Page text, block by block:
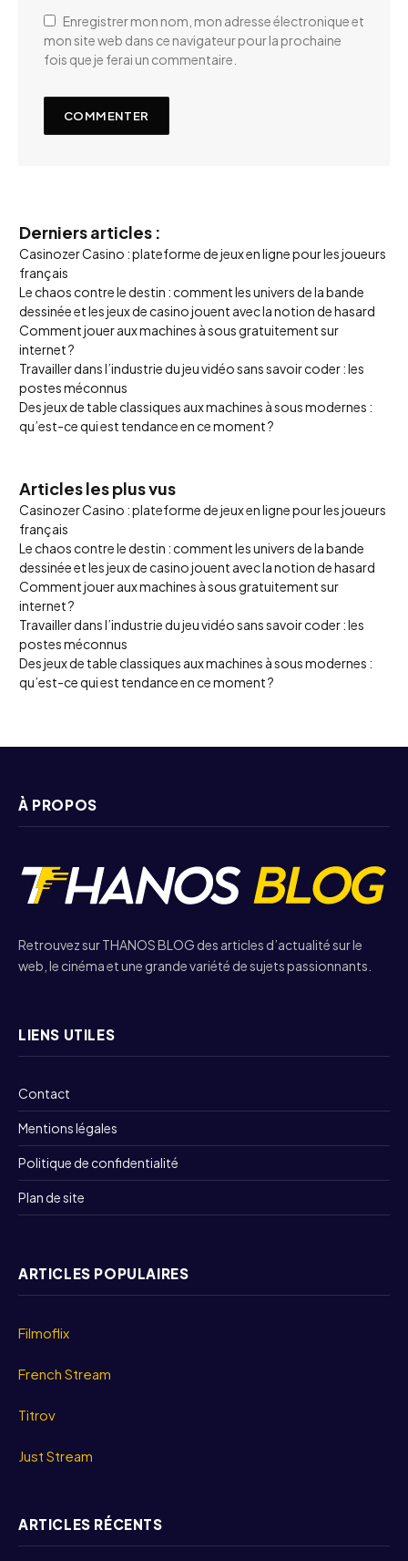
Enregistrer mon nom, mon adresse électronique et
mon site web dans ce navigateur pour la prochaine
fois que je ferai un commentaire.
Derniers articles :
Casinozer Casino : plateforme de jeux en ligne pour les joueurs
français
Le chaos contre le destin : comment les univers de la bande
dessinée et les jeux de casino jouent avec la notion de hasard
Comment jouer aux machines à sous gratuitement sur
internet ?
Travailler dans l’industrie du jeu vidéo sans savoir coder : les
postes méconnus
Des jeux de table classiques aux machines à sous modernes :
qu’est-ce qui est tendance en ce moment ?
Articles les plus vus
Casinozer Casino : plateforme de jeux en ligne pour les joueurs
français
Le chaos contre le destin : comment les univers de la bande
dessinée et les jeux de casino jouent avec la notion de hasard
Comment jouer aux machines à sous gratuitement sur
internet ?
Travailler dans l’industrie du jeu vidéo sans savoir coder : les
postes méconnus
Des jeux de table classiques aux machines à sous modernes :
qu’est-ce qui est tendance en ce moment ?
À PROPOS
Retrouvez sur THANOS BLOG des articles d’actualité sur le
web, le cinéma et une grande variété de sujets passionnants.
LIENS UTILES
Contact
Mentions légales
Politique de confidentialité
Plan de site
ARTICLES POPULAIRES
Filmoflix
French Stream
Titrov
Just Stream
ARTICLES RÉCENTS